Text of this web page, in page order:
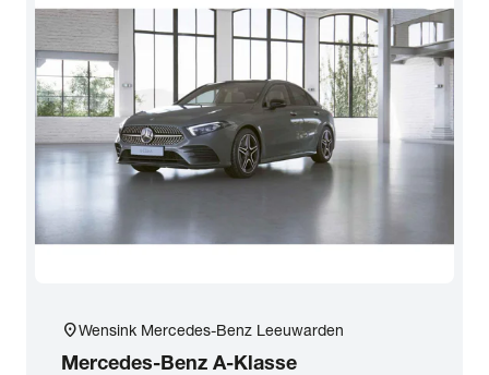
location_onWensink Mercedes-Benz Leeuwarden
Mercedes-Benz A-Klasse